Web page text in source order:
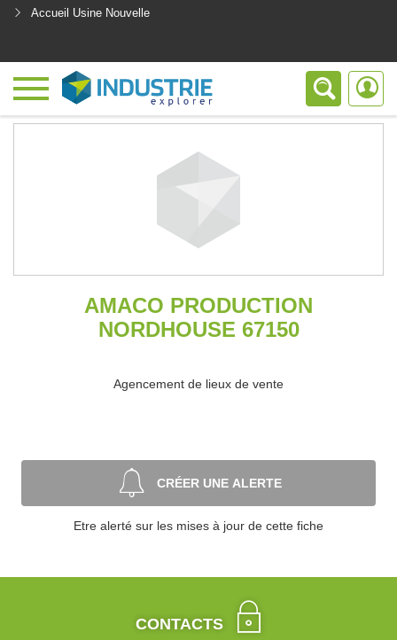
Accueil Usine Nouvelle
AMACO PRODUCTION
NORDHOUSE 67150
Agencement de lieux de vente
CRÉER UNE ALERTE
Etre alerté sur les mises à jour de cette fiche
CONTACTS